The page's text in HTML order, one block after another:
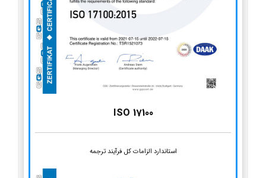
ISO 17100
استاندارد الزامات کل فرآیند ترجمه